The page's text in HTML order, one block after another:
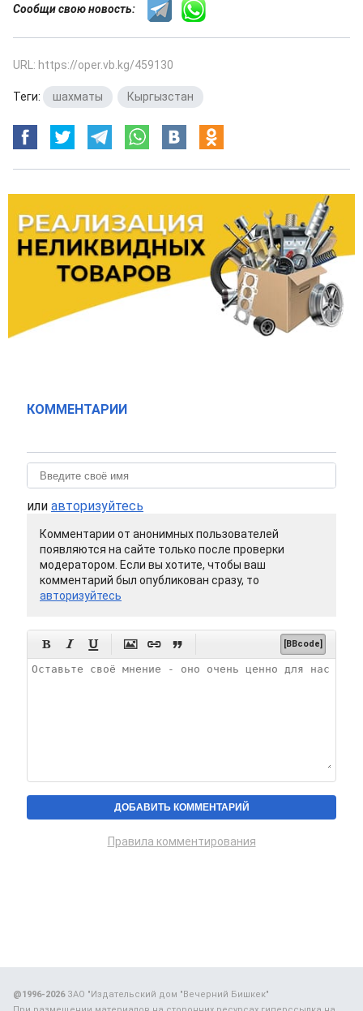
Сообщи свою новость:
URL: https://oper.vb.kg/459130
Теги: шахматы Кыргызстан
КОММЕНТАРИИ
или авторизуйтесь
Комментарии от анонимных пользователей
появляются на сайте только после проверки
модератором. Если вы хотите, чтобы ваш
комментарий был опубликован сразу, то
авторизуйтесь
      [BBcode]
Правила комментирования
@1996-2026ЗАО "Издательский дом "Вечерний Бишкек"